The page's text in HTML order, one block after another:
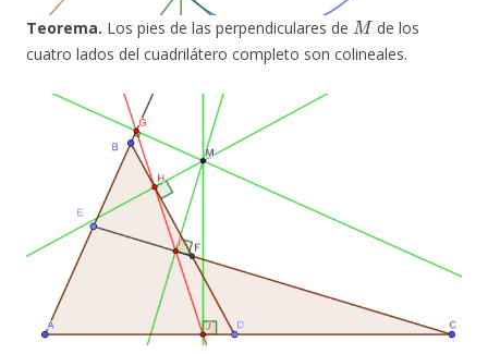
Teorema. Los pies de las perpendiculares de
M
de los
cuatro lados del cuadrilátero completo son colineales.